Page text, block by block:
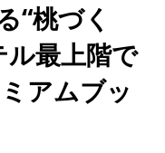
“桃づく
ル最上階で
アムブッ